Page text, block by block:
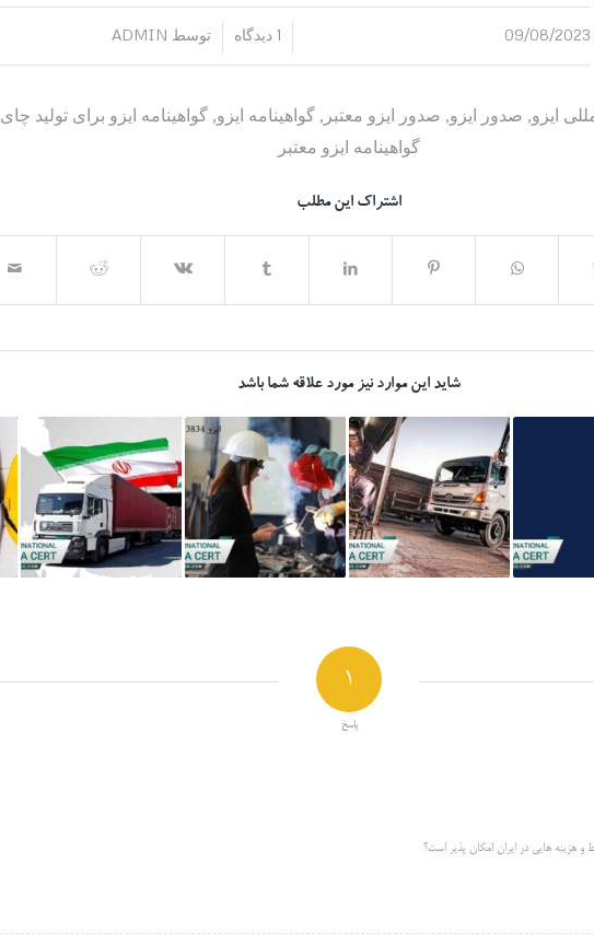
09/08/2023 1 دیدگاه توسط ADMIN
ایزو صدور ایزو صدور ایزو معتبر ,گواهینامه ایزو ,گواهینامه ایزو برای تولید چای
گواهینامه ایزو معتبر
اشتراک این مطلب
شاید این موارد نیز مورد علاقه شما باشد
1
پاسخ
و هزینه هایی در ایران امکان پذیر است؟